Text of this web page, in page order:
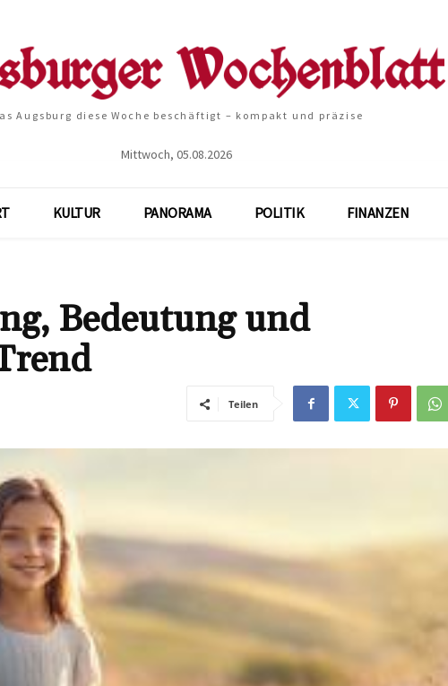
Augsburg diese Woche beschäftigt – kompakt und präzise
Mittwoch, 05.08.2026
KULTUR PANORAMA POLITIK FINANZEN
Bedeutung und
Teilen